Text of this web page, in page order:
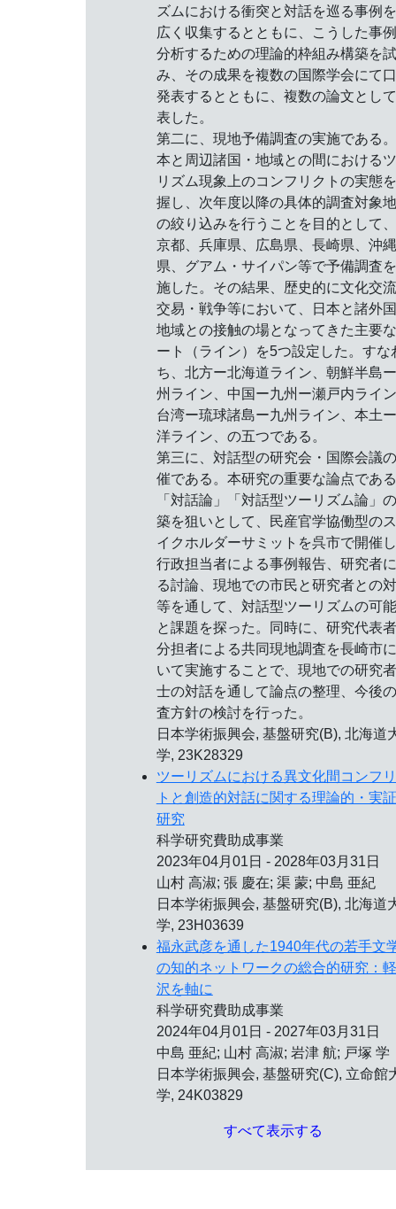
ズムにおける衝突と対話を巡る事例
広く収集するとともに、こうした事
分析するための理論的枠組み構築を試
み、その成果を複数の国際学会にて
発表するとともに、複数の論文とし
表した。
第二に、現地予備調査の実施である
本と周辺諸国・地域との間における
リズム現象上のコンフリクトの実態
握し、次年度以降の具体的調査対象
の絞り込みを行うことを目的として
京都、兵庫県、広島県、長崎県、沖縄
県、グアム・サイパン等で予備調査
施した。その結果、歴史的に文化交
交易・戦争等において、日本と諸外
地域との接触の場となってきた主要
ート（ライン）を5つ設定した。すな
ち、北方ー北海道ライン、朝鮮半島
州ライン、中国ー九州ー瀬戸内ライ
台湾ー琉球諸島ー九州ライン、本土
洋ライン、の五つである。
第三に、対話型の研究会・国際会議
催である。本研究の重要な論点である
「対話論」「対話型ツーリズム論」
築を狙いとして、民産官学協働型の
イクホルダーサミットを呉市で開催
行政担当者による事例報告、研究者
る討論、現地での市民と研究者との
等を通して、対話型ツーリズムの可
と課題を探った。同時に、研究代表
分担者による共同現地調査を長崎市
いて実施することで、現地での研究
士の対話を通して論点の整理、今後
査方針の検討を行った。
日本学術振興会, 基盤研究(B), 北海道
学, 23K28329
ツーリズムにおける異文化間コンフ
トと創造的対話に関する理論的・実
研究
科学研究費助成事業
2023年04月01日 - 2028年03月31日
山村 高淑; 張 慶在; 渠 蒙; 中島 亜紀
日本学術振興会, 基盤研究(B), 北海道
学, 23H03639
福永武彦を通した1940年代の若手文
の知的ネットワークの総合的研究：
沢を軸に
科学研究費助成事業
2024年04月01日 - 2027年03月31日
中島 亜紀; 山村 高淑; 岩津 航; 戸塚 学
日本学術振興会, 基盤研究(C), 立命館
学, 24K03829
すべて表示する